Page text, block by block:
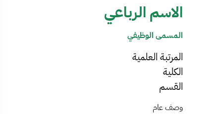
الاسم الرباعي
المسمى الوظيفي
المرتبة العلمية
الكلية
القسم
وصف عام